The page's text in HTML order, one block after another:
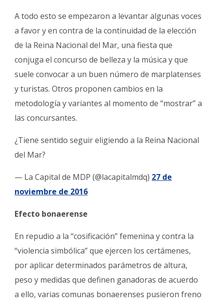
A todo esto se empezaron a levantar algunas voces
a favor y en contra de la continuidad de la elección
de la Reina Nacional del Mar, una fiesta que
conjuga el concurso de belleza y la música y que
suele convocar a un buen número de marplatenses
y turistas. Otros proponen cambios en la
metodología y variantes al momento de “mostrar” a
las concursantes.
¿Tiene sentido seguir eligiendo a la Reina Nacional
del Mar?
— La Capital de MDP (@lacapitalmdq) 27 de
noviembre de 2016
Efecto bonaerense
En repudio a la “cosificación” femenina y contra la
“violencia simbólica” que ejercen los certámenes,
por aplicar determinados parámetros de altura,
peso y medidas que definen ganadoras de acuerdo
a ello, varias comunas bonaerenses pusieron freno